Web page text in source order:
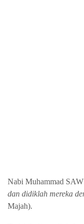
Nabi Muhammad SAW
dan didiklah mereka
Majah).